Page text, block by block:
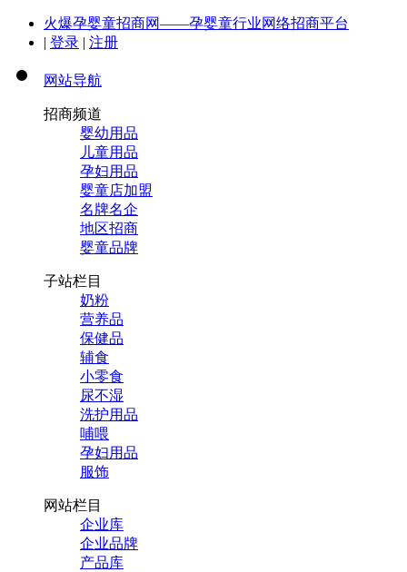
火爆孕婴童招商网——孕婴童行业网络招商平台
| 登录 | 注册
网站导航
招商频道
婴幼用品
儿童用品
孕妇用品
婴童店加盟
名牌名企
地区招商
婴童品牌
子站栏目
奶粉
营养品
保健品
辅食
小零食
尿不湿
洗护用品
哺喂
孕妇用品
服饰
网站栏目
企业库
企业品牌
产品库